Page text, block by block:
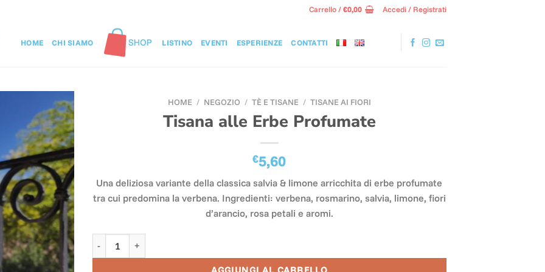
Carrello /€0,00 Accedi / Registrati
HOME CHI SIAMO LISTINO EVENTI ESPERIENZE CONTATTI
HOME / NEGOZIO / TÈ E TISANE / TISANE AI FIORI
Tisana alle Erbe Profumate
€5,60
Una deliziosa variante della classica salvia & limone arricchita di erbe profumate
tra cui predomina la verbena. Ingredienti: verbena, rosmarino, salvia, limone, fiori
d’arancio, rosa petali e aromi.
AGGIUNGI AL CARRELLO